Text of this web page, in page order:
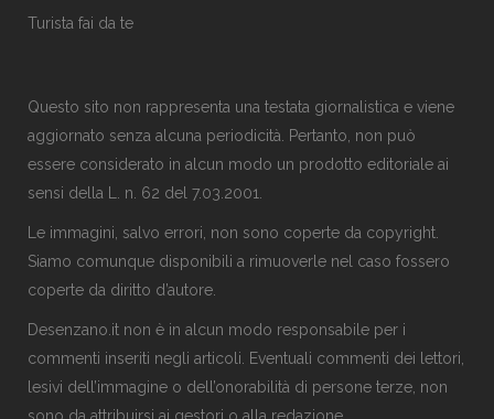
Turista fai da te
Questo sito non rappresenta una testata giornalistica e viene
aggiornato senza alcuna periodicità. Pertanto, non può
essere considerato in alcun modo un prodotto editoriale ai
sensi della L. n. 62 del 7.03.2001.
Le immagini, salvo errori, non sono coperte da copyright.
Siamo comunque disponibili a rimuoverle nel caso fossero
coperte da diritto d’autore.
Desenzano.it non è in alcun modo responsabile per i
commenti inseriti negli articoli. Eventuali commenti dei lettori,
lesivi dell’immagine o dell’onorabilità di persone terze, non